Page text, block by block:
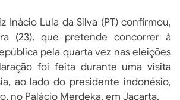
Inácio Lula da Silva (PT) confirmou,
(23), que pretende concorrer à
pela quarta vez nas eleições
foi feita durante uma visita
ao lado do presidente indonésio,
no Palácio Merdeka, em Jacarta.